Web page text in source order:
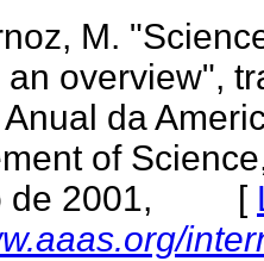
M.
an overview",
da
of
de 2001, [